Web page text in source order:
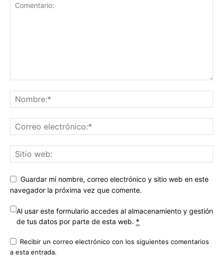
Guardar mi nombre, correo electrónico y sitio web en este
navegador la próxima vez que comente.
Al usar este formulario accedes al almacenamiento y gestión
de tus datos por parte de esta web. *
Recibir un correo electrónico con los siguientes comentarios
a esta entrada.